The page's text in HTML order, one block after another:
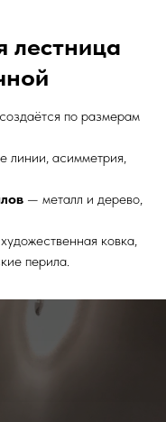
лестница
по размерам
линии, асимметрия,
— металл и дерево,
ковка,
перила.